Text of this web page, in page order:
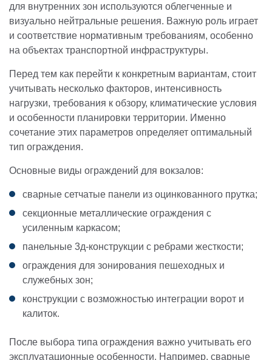
для внутренних зон используются облегченные и
визуально нейтральные решения. Важную роль играет
и соответствие нормативным требованиям, особенно
на объектах транспортной инфраструктуры.
Перед тем как перейти к конкретным вариантам, стоит
учитывать несколько факторов, интенсивность
нагрузки, требования к обзору, климатические условия
и особенности планировки территории. Именно
сочетание этих параметров определяет оптимальный
тип ограждения.
Основные виды ограждений для вокзалов:
сварные сетчатые панели из оцинкованного прутка;
секционные металлические ограждения с
усиленным каркасом;
панельные 3д-конструкции с ребрами жесткости;
ограждения для зонирования пешеходных и
служебных зон;
конструкции с возможностью интеграции ворот и
калиток.
После выбора типа ограждения важно учитывать его
эксплуатационные особенности. Например, сварные